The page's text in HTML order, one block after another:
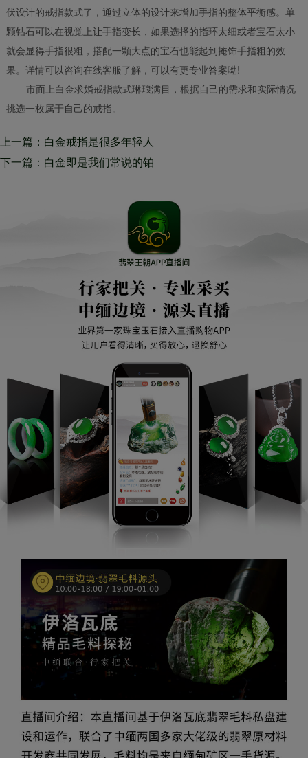
伏设计的戒指款式了，通过立体的设计来增加手指的整体平衡感。单
颗钻石可以在视觉上让手指变长，如果选择的指环太细或者宝石太小
就会显得手指很粗，搭配一颗大点的宝石也能起到掩饰手指粗的效
果。详情可以咨询在线客服了解，可以有更专业答案呦!
市面上白金求婚戒指款式琳琅满目，根据自己的需求和实际情况
挑选一枚属于自己的戒指。
上一篇：​白金戒指是很多年轻人
喜欢的 它有着高度的光泽和纯
下一篇：白金即是我们常说的铂
指除了镶嵌了主钻之外还搭配了